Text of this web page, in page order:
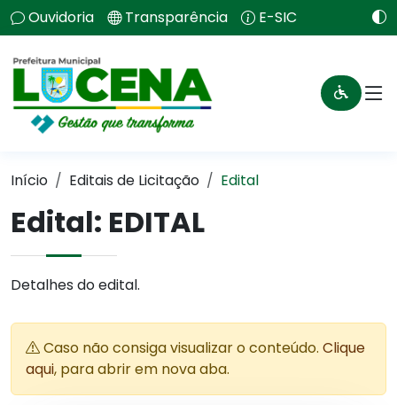
Ouvidoria Transparência E-SIC
Início Editais de Licitação Edital
Edital: EDITAL
Detalhes do edital.
Caso não consiga visualizar o conteúdo. Clique
aqui, para abrir em nova aba.